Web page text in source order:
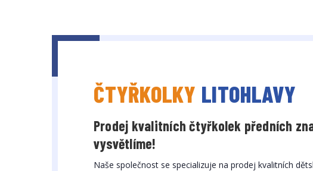
ČTYŘKOLKY LITOHLAVY
Prodej kvalitních čtyřkolek předních
vysvětlíme!
Naše společnost se specializuje na prodej kvalitních